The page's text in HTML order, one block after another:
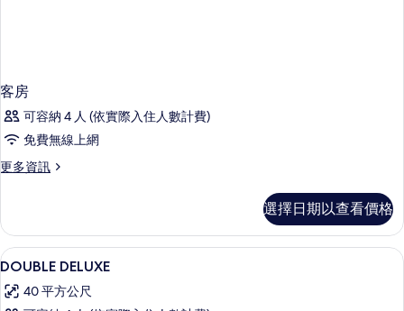
客房
可容納 4 人 (依實際入住人數計費)
免費無線上網
更多資訊
更
的
詳
情
選擇日期以查看價格
顯
示
DOUBLE
迷你吧、客房內保險箱、書桌、遮光
4
DOUBLE DELUXE
40 平方公尺